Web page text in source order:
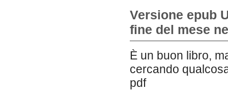
Versione epub
fine del mese
È un buon libro,
cercando
pdf